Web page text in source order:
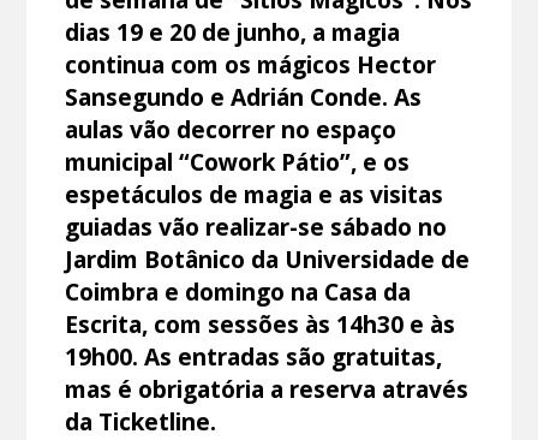
dias 19 e 20 de junho, a magia
continua com os mágicos Hector
Sansegundo e Adrián Conde. As
aulas vão decorrer no espaço
municipal “Cowork Pátio”, e os
espetáculos de magia e as visitas
guiadas vão realizar-se sábado no
Jardim Botânico da Universidade de
Coimbra e domingo na Casa da
Escrita, com sessões às 14h30 e às
19h00. As entradas são gratuitas,
mas é obrigatória a reserva através
da Ticketline.